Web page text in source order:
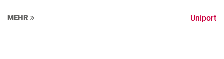
MEHR Uniport